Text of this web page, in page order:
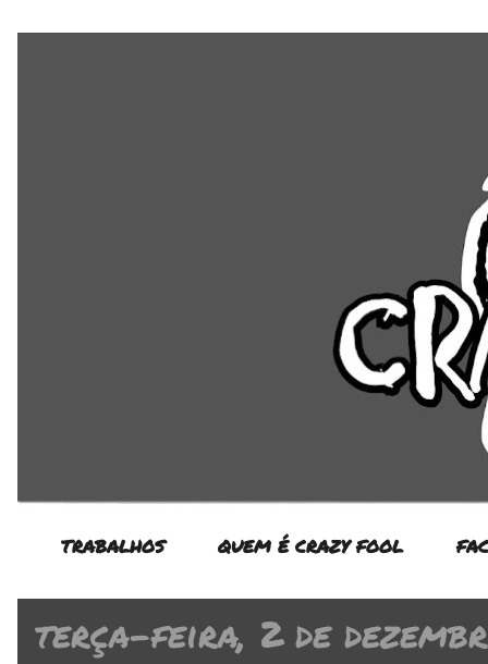
TRABALHOS QUEM É CRAZY FOOL
terça-feira, 2 de